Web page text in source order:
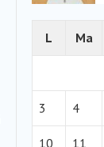
L Ma
3 4
10 11